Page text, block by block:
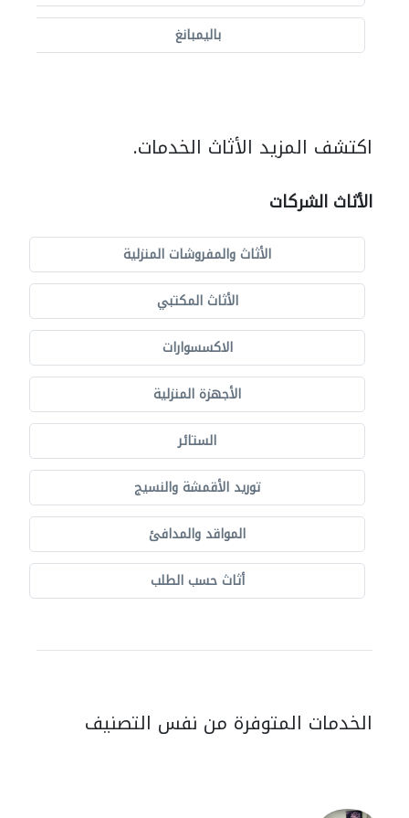
باليمبانغ
اكتشف المزيد الأثاث الخدمات.
الأثاث الشركات
الأثاث والمفروشات المنزلية
الأثاث المكتبي
الاكسسوارات
الأجهزة المنزلية
الستائر
توريد الأقمشة والنسيج
المواقد والمدافئ
أثاث حسب الطلب
الخدمات المتوفرة من نفس التصنيف